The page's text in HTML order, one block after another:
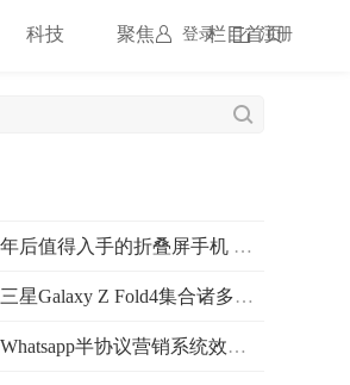
登录 注册
科技 聚焦 栏目首页
年后值得入手的折叠屏手机 三星Galaxy Z Flip4颜值功能俱佳
三星Galaxy Z Fold4集合诸多领先技术 让折叠屏手机更好用
Whatsapp半协议营销系统效果如何？